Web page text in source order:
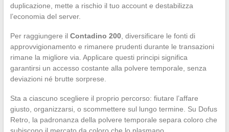
duplicazione, mette a rischio il tuo account e destabilizza
l’economia del server.
Per raggiungere il Contadino 200, diversificare le fonti di
approvvigionamento e rimanere prudenti durante le transazioni
rimane la migliore via. Applicare questi principi significa
garantirsi un accesso costante alla polvere temporale, senza
deviazioni né brutte sorprese.
Sta a ciascuno scegliere il proprio percorso: fiutare l’affare
giusto, organizzarsi, o scommettere sul lungo termine. Su Dofus
Retro, la padronanza della polvere temporale separa coloro che